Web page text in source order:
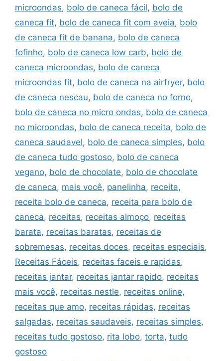
microondas, bolo de caneca fácil, bolo de
caneca fit, bolo de caneca fit com aveia, bolo
de caneca fit de banana, bolo de caneca
fofinho, bolo de caneca low carb, bolo de
caneca microondas, bolo de caneca
microondas fit, bolo de caneca na airfryer, bolo
de caneca nescau, bolo de caneca no forno,
bolo de caneca no micro ondas, bolo de caneca
no microondas, bolo de caneca receita, bolo de
caneca saudavel, bolo de caneca simples, bolo
de caneca tudo gostoso, bolo de caneca
vegano, bolo de chocolate, bolo de chocolate
de caneca, mais você, panelinha, receita,
receita bolo de caneca, receita para bolo de
caneca, receitas, receitas almoço, receitas
barata, receitas baratas, receitas de
sobremesas, receitas doces, receitas especiais,
Receitas Fáceis, receitas faceis e rapidas,
receitas jantar, receitas jantar rapido, receitas
mais você, receitas nestle, receitas online,
receitas que amo, receitas rápidas, receitas
salgadas, receitas saudaveis, receitas simples,
receitas tudo gostoso, rita lobo, torta, tudo
gostoso